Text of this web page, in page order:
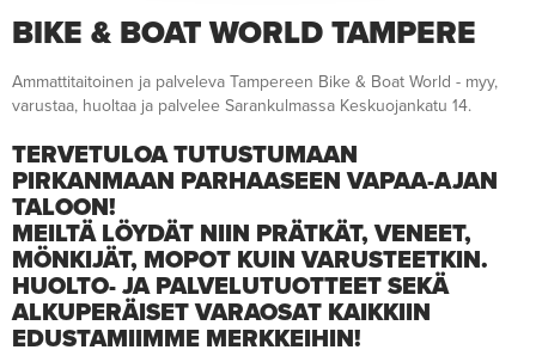
BIKE & BOAT WORLD TAMPERE
Ammattitaitoinen ja palveleva Tampereen Bike & Boat World - myy,
varustaa, huoltaa ja palvelee Sarankulmassa Keskuojankatu 14.
TERVETULOA TUTUSTUMAAN
PIRKANMAAN PARHAASEEN VAPAA-AJAN
TALOON!
MEILTÄ LÖYDÄT NIIN PRÄTKÄT, VENEET,
MÖNKIJÄT, MOPOT KUIN VARUSTEETKIN.
HUOLTO- JA PALVELUTUOTTEET SEKÄ
ALKUPERÄISET VARAOSAT KAIKKIIN
EDUSTAMIIMME MERKKEIHIN!